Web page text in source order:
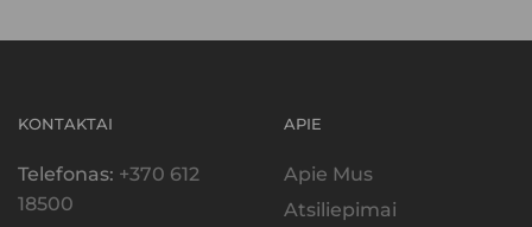
KONTAKTAI
Telefonas: +370 612
18500
APIE
Apie Mus
Atsiliepimai